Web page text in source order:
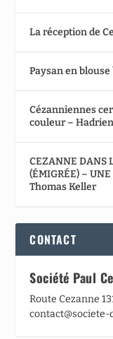
La réception de
Paysan en
Cézanniennes
couleur –
CEZANNE DANS
(ÉMIGRÉE) –
Thomas Keller
CONTACT
Société Paul
Route Cezanne